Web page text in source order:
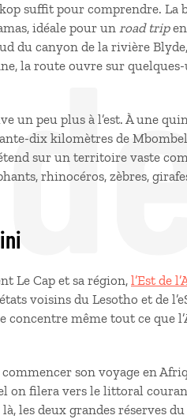
suffit pour comprendre. La
idéale pour un road trip
du canyon de la rivière
la route ouvre sur
un peu plus à l’est. À une
dix kilomètres de
sur un territoire vaste
rhinocéros, zèbres,
Le Cap et sa région, l’Est de
voisins du Lesotho et de
concentre même tout ce que
son voyage en
on filera vers le littoral
les deux grandes réserves